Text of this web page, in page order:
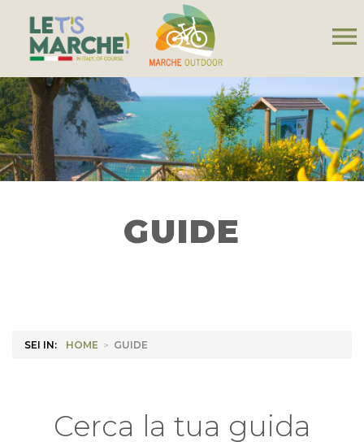
menu
GUIDE
SEI IN: HOME > GUIDE
Cerca la tua guida